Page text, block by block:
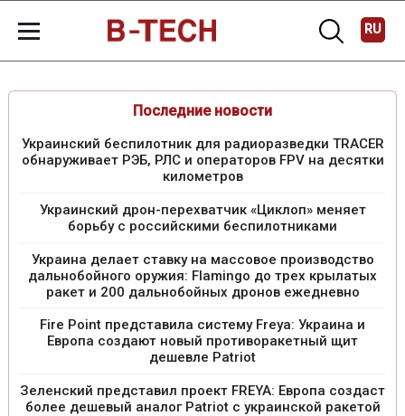
RU
Последние новости
Украинский беспилотник для радиоразведки TRACER
обнаруживает РЭБ, РЛС и операторов FPV на десятки
километров
Украинский дрон-перехватчик «Циклоп» меняет
борьбу с российскими беспилотниками
Украина делает ставку на массовое производство
дальнобойного оружия: Flamingo до трех крылатых
ракет и 200 дальнобойных дронов ежедневно
Fire Point представила систему Freya: Украина и
Европа создают новый противоракетный щит
дешевле Patriot
Зеленский представил проект FREYA: Европа создаст
более дешевый аналог Patriot с украинской ракетой